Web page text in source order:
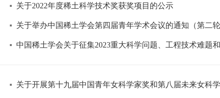
关于2022年度稀土科学技术奖获奖项目的公示
关于举办中国稀土学会第四届青年学术会议的通知（第二
中国稀土学会关于征集2023重大科学问题、工程技术难题
关于开展第十九届中国青年女科学家奖和第八届未来女科